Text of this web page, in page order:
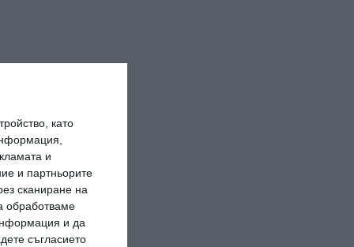
като
и
и партньорите
сканиране на
обработваме
и да
съгласието